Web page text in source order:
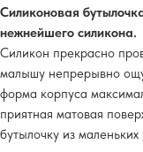
Силиконовая
нежнейшего силикона.
Силикон прекрасно
малышу непрерывно
форма корпуса
приятная матовая
бутылочку из маленьких